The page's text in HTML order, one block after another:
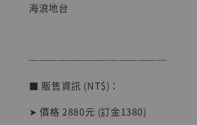
【店內現貨】海賊王
系列蒐藏雕像 布魯
克達摩 [7STARS
Studio]
海浪地台
──────────────
■ 販售資訊 (NT$)：
➤ 價格 2880元 (訂金1380)